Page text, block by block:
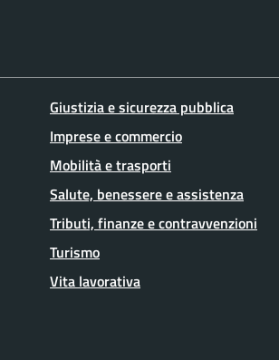
Giustizia e sicurezza pubblica
Imprese e commercio
Mobilità e trasporti
Salute, benessere e assistenza
Tributi, finanze e contravvenzioni
Turismo
Vita lavorativa